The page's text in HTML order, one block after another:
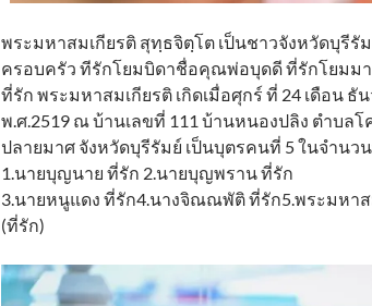
พระมหาสมเกียรติ สุทฺธจิตฺโต เป็นชาวจังหวัดบุรีรั
ครอบครัว ทีรักโยมบิดาชื่อคุณพ่อบุดดี ที่รักโยม
ที่รัก พระมหาสมเกียรติ เกิดเมื่อศุกร์ ที่ 24 เดือน ธั
พ.ศ.2519 ณ บ้านเลขที่ 111 บ้านหนองปลิง ตำบลโ
ปลายมาศ จังหวัดบุรีรัมย์ เป็นบุตรคนที่ 5 ในจำนว
1.นายบุญนาย ที่รัก 2.นายบุญพราน ที่รัก
3.นายหนูแดง ที่รัก4.นางจิณณพัติ ที่รัก5.พระมหา
(ที่รัก)​